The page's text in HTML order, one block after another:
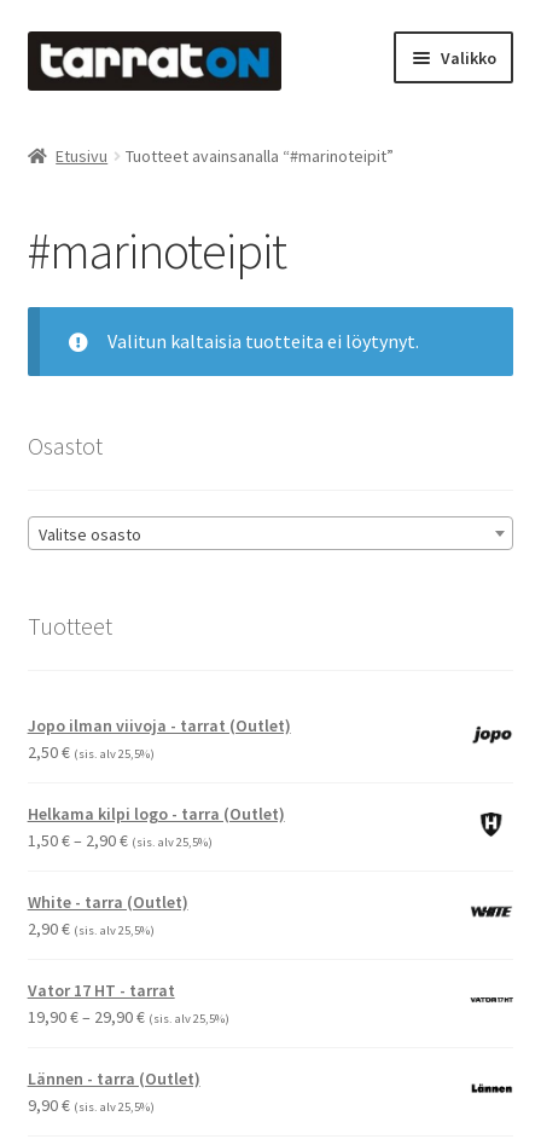
Siirry
navigointiin
Siirry
sisältöön
Valikko
Laserleikkaus & -kaiverrus
Mainosteippaukset & teippausten poisto
Muovitarrat & tulostetut tarrat
Oma tili
Silityskuvioiden kiinnitysohjeet
Teollisuus & Kiinteistö
Tietoa meistä
Toimitusehdot
Kassa
Etusivu Tuotteet avainsanalla “#marinoteipit”
#marinoteipit
Valitun kaltaisia tuotteita ei löytynyt.
Osastot
Valitse osasto
Tuotteet
Jopo ilman viivoja - tarrat (Outlet)
2,50€ (sis. alv 25,5%)
Helkama kilpi logo - tarra (Outlet)
1,50€– 2,90€Hintaluokka:
-
2,90 €
(sis. alv 25,5%)
White - tarra (Outlet)
2,90€ (sis. alv 25,5%)
Vator 17 HT - tarrat
19,90€– 29,90€Hintaluokka:
-
29,90 €
(sis. alv 25,5%)
Lännen - tarra (Outlet)
9,90€ (sis. alv 25,5%)